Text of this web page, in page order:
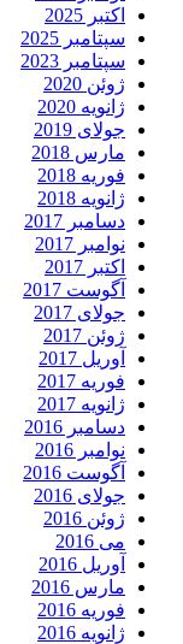
اکتبر 2025
سپتامبر 2025
سپتامبر 2023
ژوئن 2020
ژانویه 2020
جولای 2019
مارس 2018
فوریه 2018
ژانویه 2018
دسامبر 2017
نوامبر 2017
اکتبر 2017
آگوست 2017
جولای 2017
ژوئن 2017
آوریل 2017
فوریه 2017
ژانویه 2017
دسامبر 2016
نوامبر 2016
آگوست 2016
جولای 2016
ژوئن 2016
می 2016
آوریل 2016
مارس 2016
فوریه 2016
ژانویه 2016